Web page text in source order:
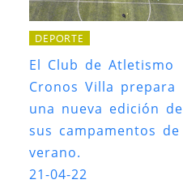
DEPORTE
El Club de Atletismo
Cronos Villa prepara
una nueva edición de
sus campamentos de
verano.
21-04-22